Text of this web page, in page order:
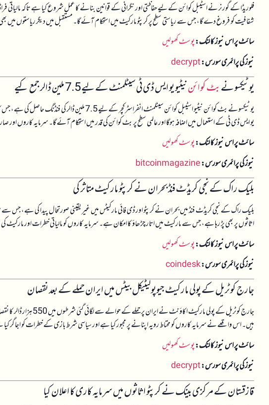
فلوریڈا کے گورنر نے اسٹیبل کوائن کے لیے حفاظتی اور نگرانی کے قوانین بنانے کا عمل شروع کیا ہے تاکہ مالیاتی
شفافیت کو فروغ دے گا، جس سے ریاستی سطح پر کرپٹو مارکیٹ میں استحکام آئے گا۔ مستقبل میں دیگر ریاستوں میں
سائٹ پر اس نیوز کا لنک:پوسٹ کھولیں
نیوز کی پرائمری سورس:decrypt
یوٹیکسو نےبٹ کوائننیٹیو یو ایس ڈی ٹی سیٹلمنٹ کے لیے 7.5 ملین ڈالر جمع کیے
یوٹیکسو نے بٹ کوائن نیٹیو اسٹیبل کوائن سیٹلمنٹ
یو ایس ڈی ٹی کے استعمال میں اضافہ ہوگا اور عالمی سطح پر بٹ کوائن کی قدر میں استحکام آئے گا۔ سرمایہ کاروں
سائٹ پر اس نیوز کا لنک:پوسٹ کھولیں
نیوز کی پرائمری سورس:bitcoinmagazine
بلیک راک کے نجی کریڈٹ فنڈ بحران نے کرپٹو مارکیٹ متاثر کی
بلیک راک کے نجی کریڈٹ فنڈ میں بحران نے کرپٹو اور ڈی فائی مارکیٹس میں غیر یقینی صورتحال پیدا کی ہے، جس
اثاثوں پر بھی پڑ رہا ہے، جس سے مارکیٹ میں اتار چڑھاؤ کا امکان ہے۔ سرمایہ کاروں کو مالیاتی خطرات اور
سائٹ پر اس نیوز کا لنک:پوسٹ کھولیں
نیوز کی پرائمری سورس:coindesk
جارج کوٹریل کے پولی مارکیٹ جیوپولیٹیکل بیٹس میں ایران حملے کے بعد نقصان
جارج کوٹریل کے پولی
ہیں۔ اس واقعے نے سرمایہ کاروں کو محتاط رویہ اپنانے پر مجبور کیا ہے اور سیاسی شرط بازی کے خطرات کو اجاگر
سائٹ پر اس نیوز کا لنک:پوسٹ کھولیں
نیوز کی پرائمری سورس:decrypt
قازقستان کے مرکزی بینک نے کرپٹو اثاثوں میں سرمایہ کاری کا اعلان کیا